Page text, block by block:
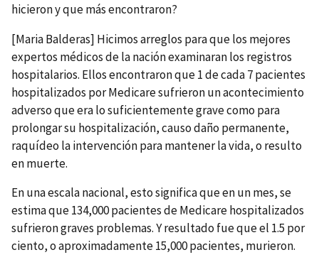
hicieron y que más encontraron?
[Maria Balderas] Hicimos arreglos para que los mejores
expertos médicos de la nación examinaran los registros
hospitalarios. Ellos encontraron que 1 de cada 7 pacientes
hospitalizados por Medicare sufrieron un acontecimiento
adverso que era lo suficientemente grave como para
prolongar su hospitalización, causo daño permanente,
raquídeo la intervención para mantener la vida, o resulto
en muerte.
En una escala nacional, esto significa que en un mes, se
estima que 134,000 pacientes de Medicare hospitalizados
sufrieron graves problemas. Y resultado fue que el 1.5 por
ciento, o aproximadamente 15,000 pacientes, murieron.